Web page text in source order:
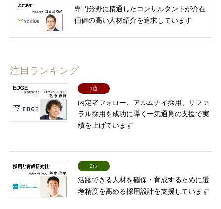
専門分野に精通したコンサルタントが介在
価値の高い人材紹介を追求しています
注目ランキング
1位
内定者フォロー、アルムナイ採用、リファ
ラル採用を成功に導く一気通貫の支援で実
績を上げています
2位
活躍できる人材を確保・育成するために選
考精度を高める採用設計を支援しています